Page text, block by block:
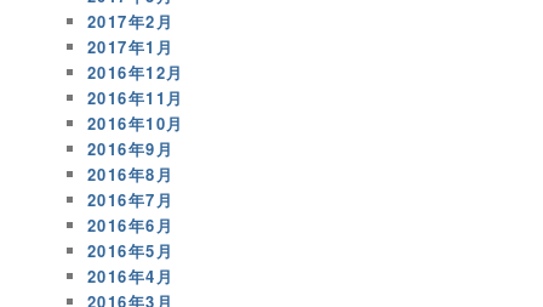
2017年2月
2017年1月
2016年12月
2016年11月
2016年10月
2016年9月
2016年8月
2016年7月
2016年6月
2016年5月
2016年4月
2016年3月